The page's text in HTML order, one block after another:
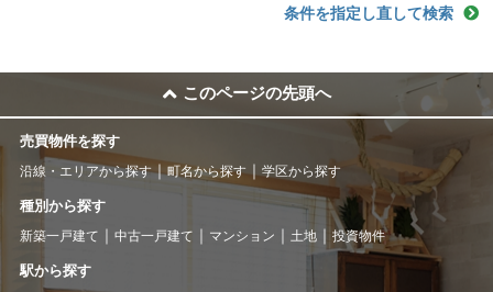
条件を指定し直して検索
このページの先頭へ
売買物件を探す
沿線・エリアから探す 町名から探す 学区から探す
種別から探す
新築一戸建て 中古一戸建て マンション 土地 投資物件
駅から探す